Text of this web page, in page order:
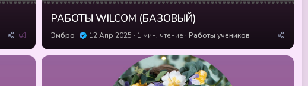
Р
к
РАБОТЫ WILCOM (БАЗОВЫЙ)
Эмбро 12 Апр 2025 1 мин. чтение Работы учеников